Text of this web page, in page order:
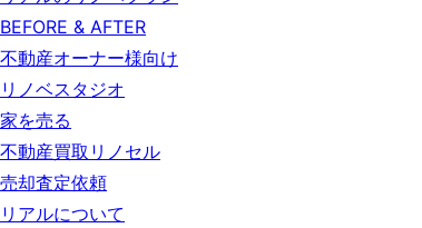
BEFORE & AFTER
不動産オーナー様向け
リノベスタジオ
家を売る
不動産買取リノセル
売却査定依頼
リアルについて